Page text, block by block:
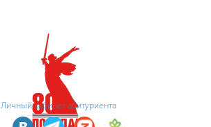
Личный кабинет абитуриента